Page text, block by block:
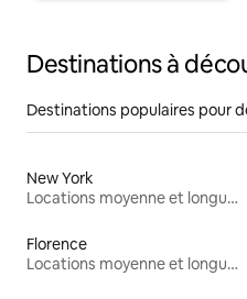
Destinations à
Destinations populaires pour
New York
Locations moyenne et longue durée
Florence
Locations moyenne et longue durée